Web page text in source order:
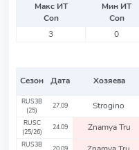
Макс ИТ
Соп
Мин ИТ
Соп
3
0
Сезон Дата Хозяева
RUS3B
(25)
27.09 Strogino
RUSC
(25/26)
24.09 Znamya Tru
RUS3B